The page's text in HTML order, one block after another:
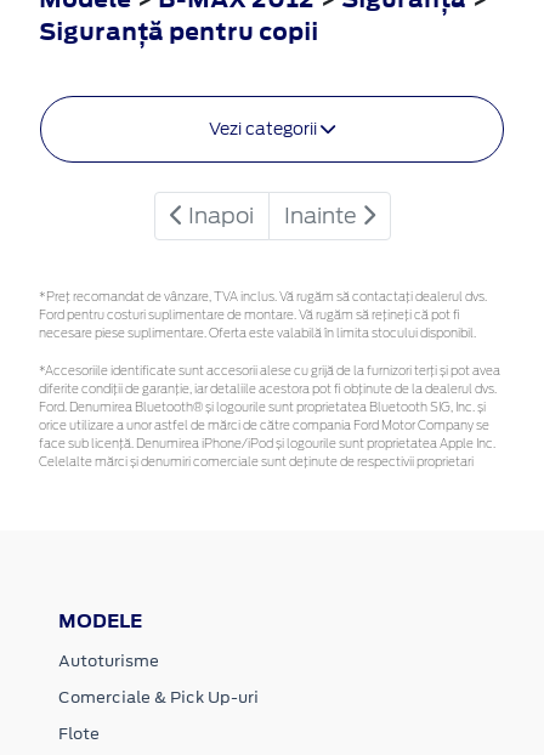
Siguranţă pentru copii
Vezi categorii
Inapoi Inainte
*Preţ recomandat de vânzare, TVA inclus. Vă rugăm să contactaţi dealerul dvs.
Ford pentru costuri suplimentare de montare. Vă rugăm să rețineți că pot fi
necesare piese suplimentare. Oferta este valabilă în limita stocului disponibil.
*Accesoriile identificate sunt accesorii alese cu grijă de la furnizori terți și pot avea
diferite condiții de garanție, iar detaliile acestora pot fi obținute de la dealerul dvs.
Ford. Denumirea Bluetooth® și logourile sunt proprietatea Bluetooth SIG, Inc. și
orice utilizare a unor astfel de mărci de către compania Ford Motor Company se
face sub licență. Denumirea iPhone/iPod și logourile sunt proprietatea Apple Inc.
Celelalte mărci și denumiri comerciale sunt deținute de respectivii proprietari
MODELE
Autoturisme
Comerciale & Pick Up-uri
Flote